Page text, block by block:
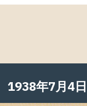
1938年7月4日